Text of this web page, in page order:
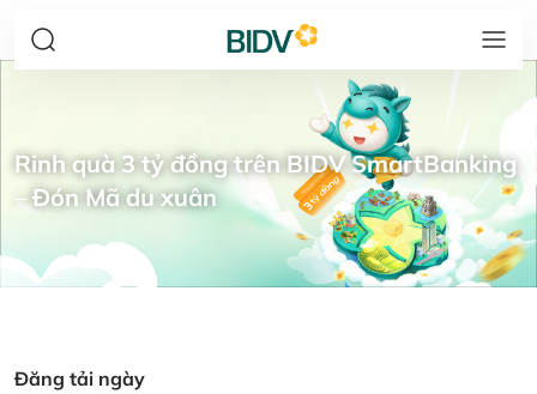
Rinh quà 3 tỷ đồng trên BIDV SmartBanking
– Đón Mã du xuân
Đăng tải ngày